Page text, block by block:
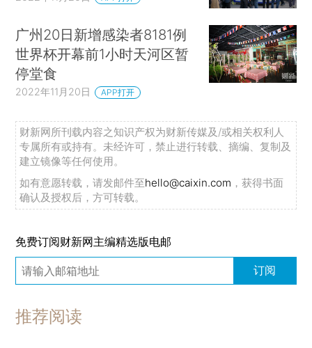
广州20日新增感染者8181例
世界杯开幕前1小时天河区暂
停堂食
2022年11月20日 APP打开
财新网所刊载内容之知识产权为财新传媒及/或相关权利人
专属所有或持有。未经许可，禁止进行转载、摘编、复制及
建立镜像等任何使用。
如有意愿转载，请发邮件至hello@caixin.com ，获得书面
确认及授权后，方可转载。
免费订阅财新网主编精选版电邮
订阅
推荐阅读